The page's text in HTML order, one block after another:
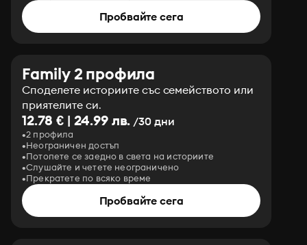
Пробвайте сега
Family 2 профила
Споделете историите със семейството или
приятелите си.
12.78 € | 24.99 лв. /30 дни
2 профила
Неограничен достъп
Потопете се заедно в света на историите
Слушайте и четете неограничено
Прекратете по всяко време
Пробвайте сега